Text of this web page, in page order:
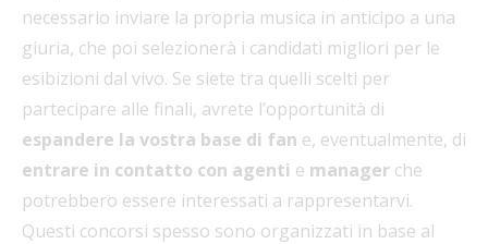
necessario inviare la propria musica in anticipo a una
giuria, che poi selezionerà i candidati migliori per le
esibizioni dal vivo. Se siete tra quelli scelti per
partecipare alle finali, avrete l’opportunità di
espandere la vostra base di fan e, eventualmente, di
entrare in contatto con agenti e manager che
potrebbero essere interessati a rappresentarvi.
Questi concorsi spesso sono organizzati in base al